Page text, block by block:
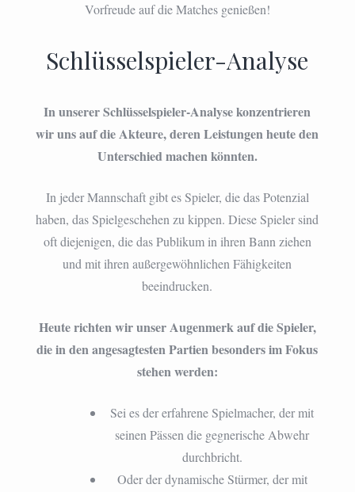
Vorfreude auf die Matches genießen!
Schlüsselspieler-Analyse
In unserer Schlüsselspieler-Analyse konzentrieren
wir uns auf die Akteure, deren Leistungen heute den
Unterschied machen könnten.
In jeder Mannschaft gibt es Spieler, die das Potenzial
haben, das Spielgeschehen zu kippen. Diese Spieler sind
oft diejenigen, die das Publikum in ihren Bann ziehen
und mit ihren außergewöhnlichen Fähigkeiten
beeindrucken.
Heute richten wir unser Augenmerk auf die Spieler,
die in den angesagtesten Partien besonders im Fokus
stehen werden:
Sei es der erfahrene Spielmacher, der mit
seinen Pässen die gegnerische Abwehr
durchbricht.
Oder der dynamische Stürmer, der mit